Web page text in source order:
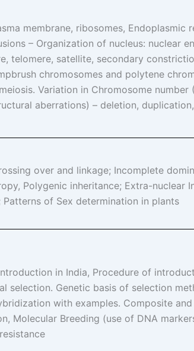
membrane, ribosomes,
– Organization of nucleus: nuclear
telomere, satellite, secondary
chromosomes and polytene
Variation in Chromosome
aberrations) – deletion,
over and linkage; Incomplete
Polygenic inheritance; Extra-nuclear
of Sex determination in plants
in India, Procedure of
selection. Genetic basis of selection
with examples. Composite
Molecular Breeding (use of DNA